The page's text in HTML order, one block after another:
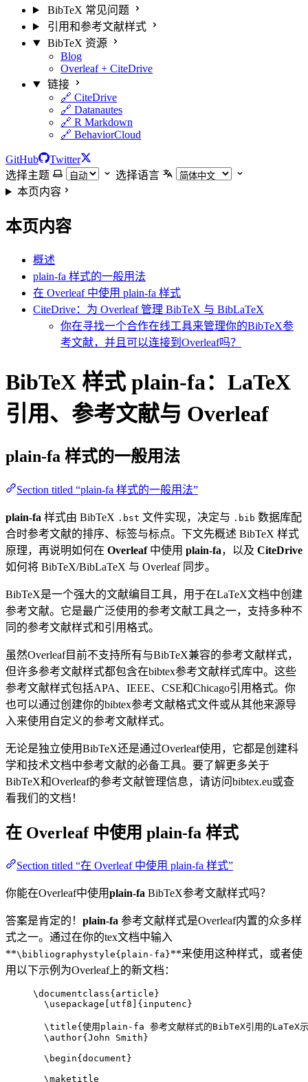
BibTeX 常见问题
引用和参考文献样式
BibTeX 资源
Blog
Overleaf + CiteDrive
链接
🔗 CiteDrive
🔗 Datanautes
🔗 R Markdown
🔗 BehaviorCloud
GitHub
Twitter
选择主题
选择语言
本页内容
本页内容
概述
plain-fa 样式的一般用法
在 Overleaf 中使用 plain-fa 样式
CiteDrive：为 Overleaf 管理 BibTeX 与 BibLaTeX
你在寻找一个合作在线工具来管理你的BibTeX参
考文献，并且可以连接到Overleaf吗？
BibTeX 样式 plain-fa：LaTeX
引用、参考文献与 Overleaf
plain-fa 样式的一般用法
Section titled “plain-fa 样式的一般用法”
plain-fa 样式由 BibTeX .bst 文件实现，决定与 .bib 数据库配
合时参考文献的排序、标签与标点。下文先概述 BibTeX 样式
原理，再说明如何在 Overleaf中使用 plain-fa，以及 CiteDrive
如何将 BibTeX/BibLaTeX 与 Overleaf 同步。
BibTeX是一个强大的文献编目工具，用于在LaTeX文档中创建
参考文献。它是最广泛使用的参考文献工具之一，支持多种不
同的参考文献样式和引用格式。
虽然Overleaf目前不支持所有与BibTeX兼容的参考文献样式，
但许多参考文献样式都包含在bibtex参考文献样式库中。这些
参考文献样式包括APA、IEEE、CSE和Chicago引用格式。你
也可以通过创建你的bibtex参考文献格式文件或从其他来源导
入来使用自定义的参考文献样式。
无论是独立使用BibTeX还是通过Overleaf使用，它都是创建科
学和技术文档中参考文献的必备工具。要了解更多关于
BibTeX和Overleaf的参考文献管理信息，请访问bibtex.eu或查
看我们的文档！
在 Overleaf 中使用 plain-fa 样式
Section titled “在 Overleaf 中使用 plain-fa 样式”
你能在Overleaf中使用plain-fa BibTeX参考文献样式吗？
答案是肯定的！ plain-fa 参考文献样式是Overleaf内置的众多样
式之一。通过在你的tex文档中输入
**\bibliographystyle{plain-fa}**来使用这种样式，或者使
用以下示例为Overleaf上的新文档：
\documentclass{ article }
\usepackage
utf8 ]{ inputenc }
\title{使用plain-fa 参考文献样式的BibTeX引用的LaTeX
\author{John Smith}
\begin{ document }
\maketitle